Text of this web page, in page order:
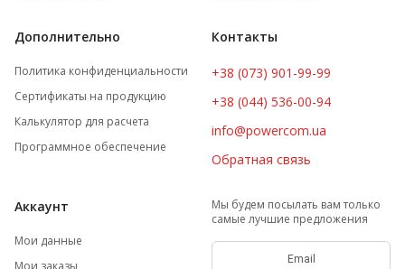
Дополнительно
Политика конфиденциальности
Сертификаты на продукцию
Калькулятор для расчета
Программное обеспечение
Контакты
+38 (073) 901-99-99
+38 (044) 536-00-94
info@powercom.ua
Обратная связь
Аккаунт
Мои данные
Мои заказы
Мы будем посылать вам только
самые лучшие предложения